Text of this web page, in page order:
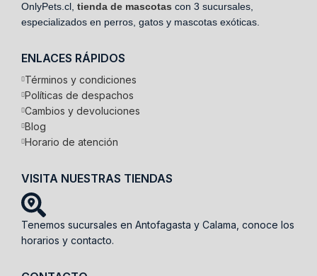
OnlyPets.cl, tienda de mascotas con 3 sucursales,
especializados en perros, gatos y mascotas exóticas.
ENLACES RÁPIDOS
Términos y condiciones
Políticas de despachos
Cambios y devoluciones
Blog
Horario de atención
VISITA NUESTRAS TIENDAS
Tenemos sucursales en Antofagasta y Calama, conoce los
horarios y contacto.